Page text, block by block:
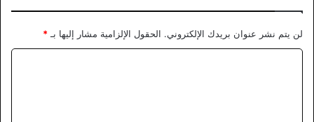
لن يتم نشر عنوان بريدك الإلكتروني. الحقول الإلزامية مشار إليها بـ *